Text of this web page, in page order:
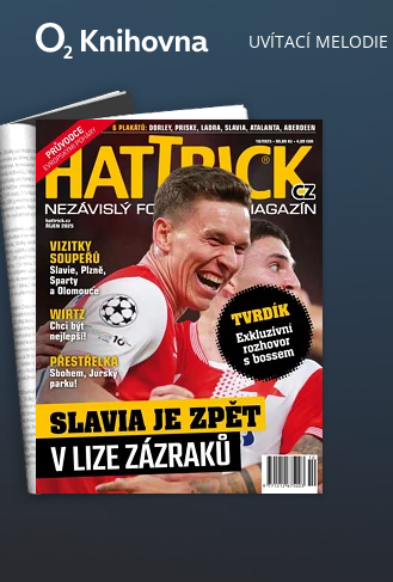
UVÍTACÍ MELODIE